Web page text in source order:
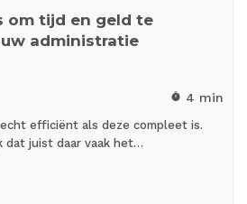
om tijd en geld te
administratie
timer 4 min
efficiënt als deze compleet is.
dat juist daar vaak het…